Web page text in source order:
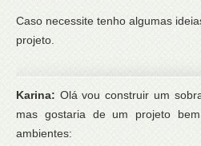
Caso necessite tenho algumas
projeto.
Karina:Olá vou construir um
mas gostaria de um projeto
ambientes: